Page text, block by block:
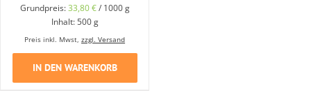
Grundpreis:33,80€/ 1000 g
Inhalt: 500g
Preis inkl. Mwst,zzgl. Versand
IN DEN WARENKORB